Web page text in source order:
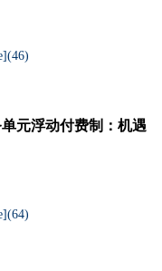
46)
元浮动付费制：机遇
64)